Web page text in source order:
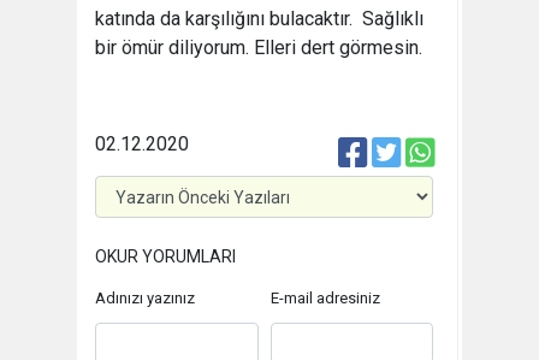
katında da karşılığını bulacaktır. Sağlıklı
bir ömür diliyorum. Elleri dert görmesin.
02.12.2020
OKUR YORUMLARI
Adınızı yazınız E-mail adresiniz